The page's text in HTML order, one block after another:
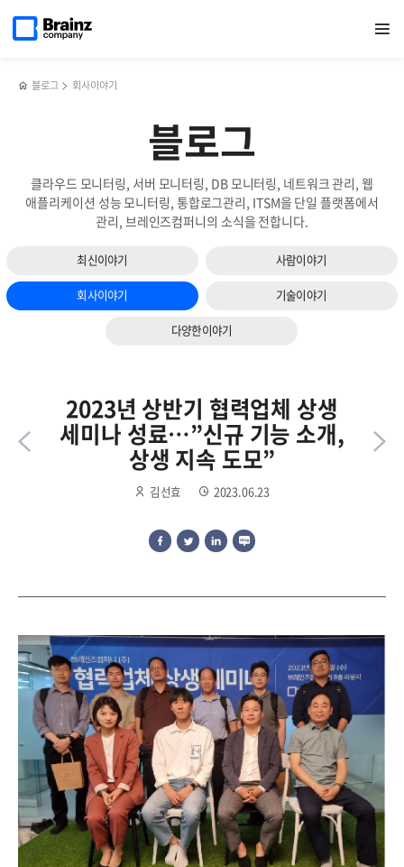
열기
페이지로
블로그 회사이야기
블로그
클라우드 모니터링, 서버 모니터링, DB 모니터링, 네트워크 관리, 웹
애플리케이션 성능 모니터링, 통합로그관리, ITSM을 단일 플랫폼에서
관리, 브레인즈컴퍼니의 소식을 전합니다.
최신이야기 사람이야기
회사이야기 기술이야기
다양한이야기
대표이사,
‘중소기업인
산업포장
2023년 상반기 협력업체 상생
세미나 성료…”신규 기능 소개,
상생 지속 도모”
김선효 2023.06.23
상반기
다음
슬라이드